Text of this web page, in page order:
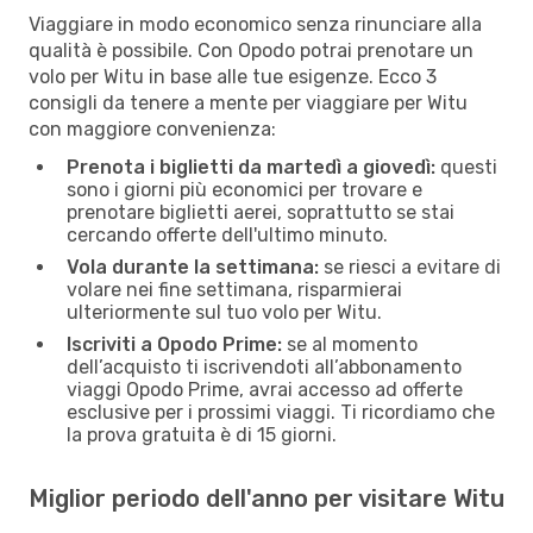
Viaggiare in modo economico senza rinunciare alla
qualità è possibile. Con Opodo potrai prenotare un
volo per Witu in base alle tue esigenze. Ecco 3
consigli da tenere a mente per viaggiare per Witu
con maggiore convenienza:
Prenota i biglietti da martedì a giovedì: questi
sono i giorni più economici per trovare e
prenotare biglietti aerei, soprattutto se stai
cercando offerte dell'ultimo minuto.
Vola durante la settimana: se riesci a evitare di
volare nei fine settimana, risparmierai
ulteriormente sul tuo volo per Witu.
Iscriviti a Opodo Prime: se al momento
dell’acquisto ti iscrivendoti all’abbonamento
viaggi Opodo Prime, avrai accesso ad offerte
esclusive per i prossimi viaggi. Ti ricordiamo che
la prova gratuita è di 15 giorni.
Miglior periodo dell'anno per visitare Witu